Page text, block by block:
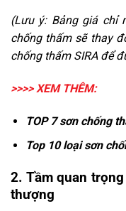
(Lưu ý: Bảng giá chỉ
chống thấm sẽ thay
chống thấm SIRA để
>>>> XEM THÊM:
TOP 7sơn chống
Top 10 loạisơn
2. Tầm quan
thượng